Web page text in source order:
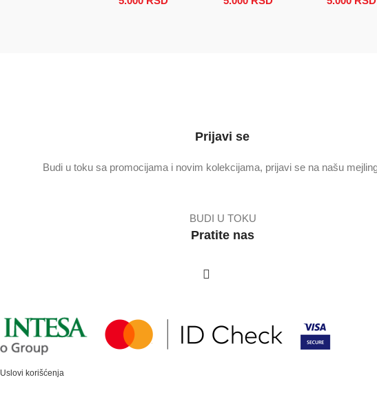
Prijavi se
Budi u toku sa promocijama i novim kolekcijama, prijavi se na našu
BUDI U TOKU
Pratite nas
Uslovi korišćenja